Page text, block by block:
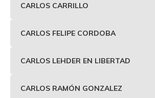
CARLOS CARRILLO
CARLOS FELIPE CORDOBA
CARLOS LEHDER EN LIBERTAD
CARLOS RAMÓN GONZALEZ